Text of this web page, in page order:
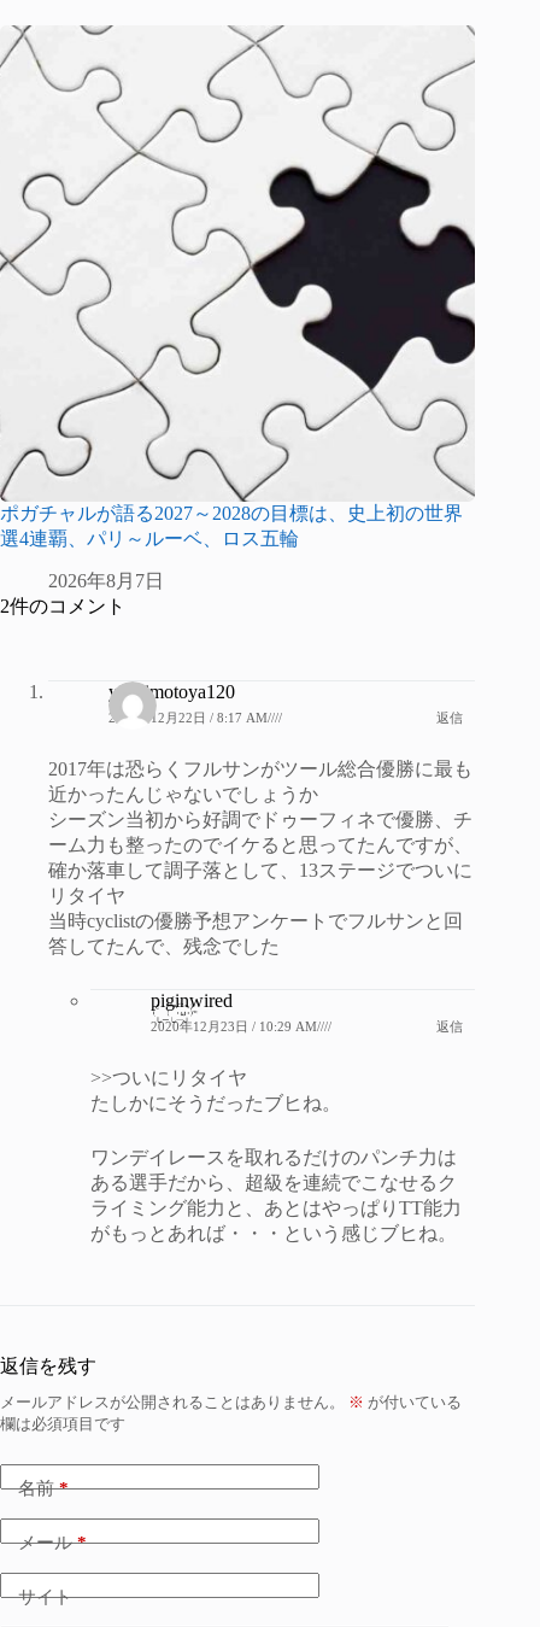
ポガチャルが語る2027～2028の目標は、史上初の世界
選4連覇、パリ～ルーベ、ロス五輪
2026年8月7日
2件のコメント
yoshimotoya120
2020年12月22日 / 8:17 AM//// 返信
2017年は恐らくフルサンがツール総合優勝に最も
近かったんじゃないでしょうか
シーズン当初から好調でドゥーフィネで優勝、チ
ーム力も整ったのでイケると思ってたんですが、
確か落車して調子落として、13ステージでついに
リタイヤ
当時cyclistの優勝予想アンケートでフルサンと回
答してたんで、残念でした
piginwired
2020年12月23日 / 10:29 AM//// 返信
>>ついにリタイヤ
たしかにそうだったブヒね。
ワンデイレースを取れるだけのパンチ力は
ある選手だから、超級を連続でこなせるク
ライミング能力と、あとはやっぱりTT能力
がもっとあれば・・・という感じブヒね。
返信を残す
メールアドレスが公開されることはありません。 ※ が付いている
欄は必須項目です
名前*
メール*
サイト